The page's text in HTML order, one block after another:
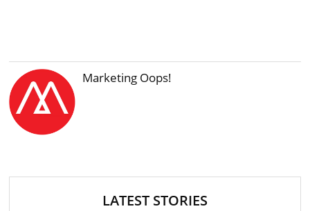
Marketing Oops!
LATEST STORIES